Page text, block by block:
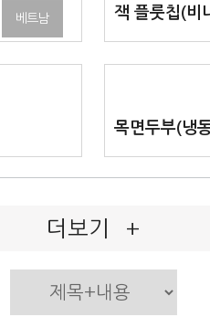
잭 플룻칩(비
베트남
목면두부(냉
더보기 +